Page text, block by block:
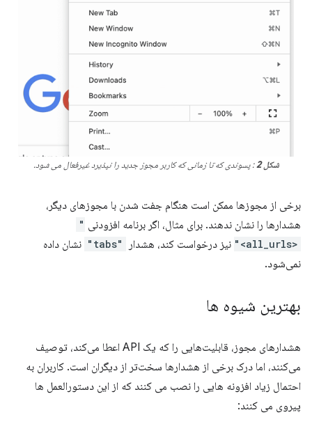
شکل 2 : پسوندی که تا زمانی که کاربر مجوز جدید را نپذیرد غیرفعال می شود.
برخی از مجوزها ممکن است هنگام جفت شدن با مجوزهای دیگر،
هشدارها را نشان ندهند. برای مثال، اگر برنامه افزودنی "
<all_urls>"
نیز درخواست کند، هشدار "tabs"
نشان داده
نمی‌شود.
بهترین شیوه ها
هشدارهای مجوز، قابلیت‌هایی را که یک API اعطا می‌کند، توصیف
می‌کنند، اما درک برخی از هشدارها سخت‌تر از دیگران است. کاربران به
احتمال زیاد افزونه هایی را نصب می کنند که از این دستورالعمل ها
پیروی می کنند: